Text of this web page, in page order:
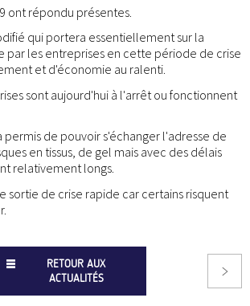
ont répondu présentes.
qui portera essentiellement sur la
par les entreprises en cette période de crise
et d'économie au ralenti.
sont aujourd'hui à l'arrêt ou fonctionnent
permis de pouvoir s'échanger l'adresse de
en tissus, de gel mais avec des délais
relativement longs.
sortie de crise rapide car certains risquent
RETOUR AUX
ACTUALITÉS